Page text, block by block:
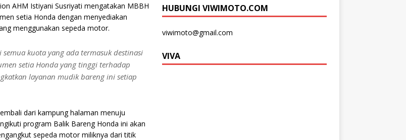
AHM Istiyani Susriyati mengatakan MBBH
setia Honda dengan menyediakan
menggunakan sepeda motor.
kuota yang ada termasuk destinasi
setia Honda yang tinggi terhadap
layanan mudik bareng ini setiap
dari kampung halaman menuju
program Balik Bareng Honda ini akan
sepeda motor miliknya dari titik
HUBUNGI VIWIMOTO.COM
viwimoto@gmail.com
VIVA